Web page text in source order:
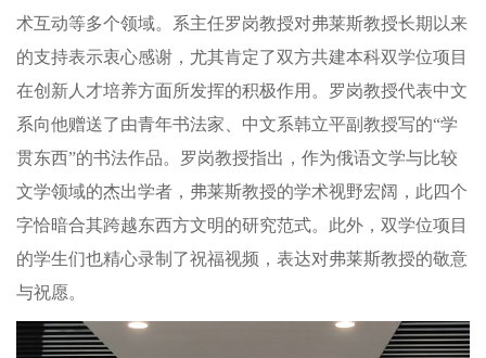
术互动等多个领域。系主任罗岗教授对弗莱斯教授长期以来
的支持表示衷心感谢，尤其肯定了双方共建本科双学位项目
在创新人才培养方面所发挥的积极作用。罗岗教授代表中文
系向他赠送了由青年书法家、中文系韩立平副教授写的“学
贯东西”的书法作品。罗岗教授指出，作为俄语文学与比较
文学领域的杰出学者，弗莱斯教授的学术视野宏阔，此四个
字恰暗合其跨越东西方文明的研究范式。此外，双学位项目
的学生们也精心录制了祝福视频，表达对弗莱斯教授的敬意
与祝愿。